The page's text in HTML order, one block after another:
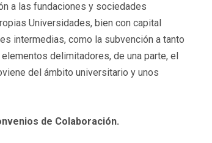
a las fundaciones y sociedades
Universidades, bien con capital
intermedias, como la subvención a tanto
delimitadores, de una parte, el
del ámbito universitario y unos
de Colaboración.